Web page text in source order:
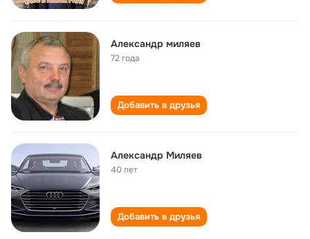
Александр миляев
72 года
Добавить в друзья
Александр Миляев
40 лет
Добавить в друзья